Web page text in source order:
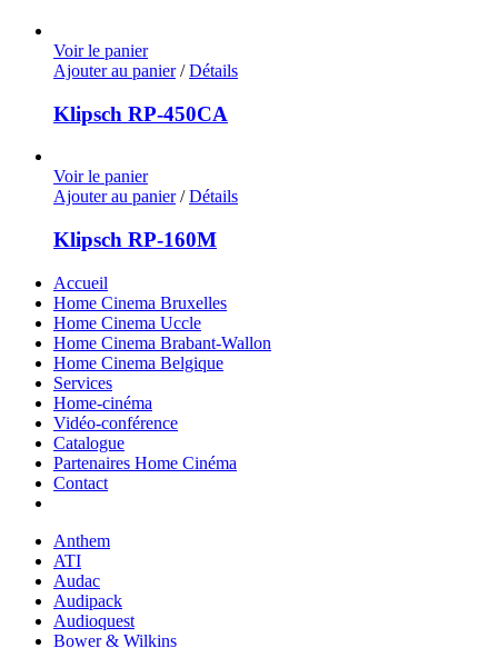
Voir le panier
Ajouter au panier / Détails
Klipsch RP-450CA
Voir le panier
Ajouter au panier / Détails
Klipsch RP-160M
Accueil
Home Cinema Bruxelles
Home Cinema Uccle
Home Cinema Brabant-Wallon
Home Cinema Belgique
Services
Home-cinéma
Vidéo-conférence
Catalogue
Partenaires Home Cinéma
Contact
Anthem
ATI
Audac
Audipack
Audioquest
Bower & Wilkins